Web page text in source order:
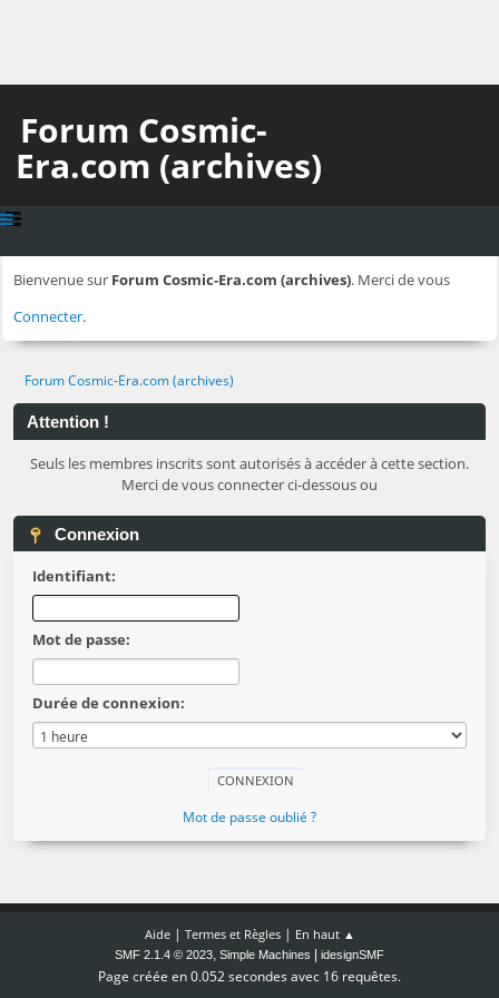
Forum Cosmic-
Era.com (archives)
Bienvenue sur Forum Cosmic-Era.com (archives). Merci de vous
Connecter.
Forum Cosmic-Era.com (archives)
Attention !
Seuls les membres inscrits sont autorisés à accéder à cette section.
Merci de vous connecter ci-dessous ou
Connexion
Identifiant:
Mot de passe:
Durée de connexion:
Mot de passe oublié ?
Aide| Termes et Règles| En haut ▲
SMF 2.1.4 © 2023, Simple Machines idesignSMF
Page créée en 0.052 secondes avec 16 requêtes.